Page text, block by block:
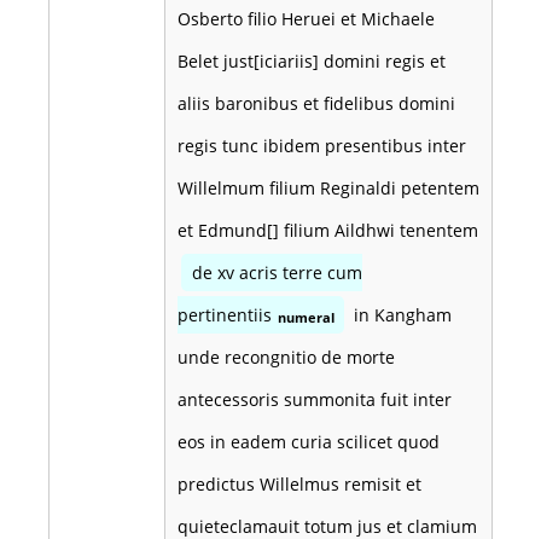
Osberto filio Heruei et Michaele
Belet just[iciariis] domini regis et
aliis baronibus et fidelibus domini
regis tunc ibidem presentibus inter
Willelmum filium Reginaldi petentem
et Edmund[] filium Aildhwi tenentem
de xv acris terre cum
pertinentiis numeral
in Kangham
unde recongnitio de morte
antecessoris summonita fuit inter
eos in eadem curia scilicet quod
predictus Willelmus remisit et
quieteclamauit totum jus et clamium